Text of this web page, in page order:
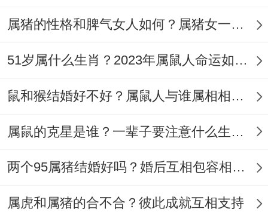
要平日里多关心属猪人、这样的话，婚姻结
属猪的性格和脾气女人如何？属猪女一生命运怎么样？
51岁属什么生肖？2023年属鼠人命运如何？
鼠和猴结婚好不好？属鼠人与谁属相相合？
​属鼠的克星是谁？一辈子要注意什么生肖？
两个95属猪结婚好吗？婚后互相包容相处融洽
属虎和属猪的合不合？彼此成就互相支持